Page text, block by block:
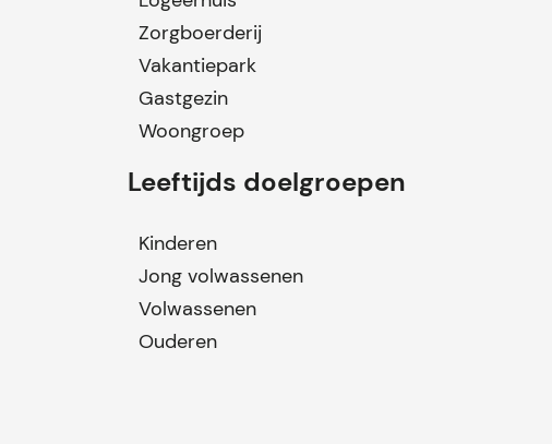
Zorgboerderij
Vakantiepark
Gastgezin
Woongroep
Leeftijds doelgroepen
Kinderen
Jong volwassenen
Volwassenen
Ouderen